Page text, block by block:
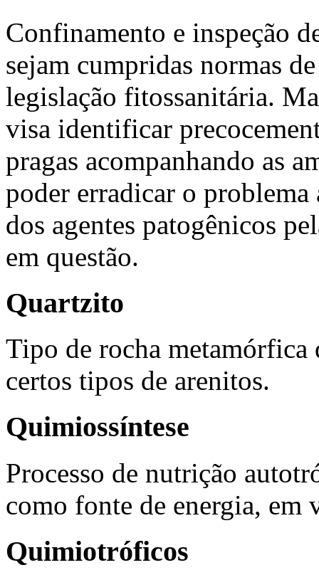
Confinamento e inspeção
sejam cumpridas normas
legislação fitossanitária.
visa identificar
pragas acompanhando as
poder erradicar o problema
dos agentes patogênicos
em questão.
Quartzito
Tipo de rocha metamórfica
certos tipos de arenitos.
Quimiossíntese
Processo de nutrição
como fonte de energia, em
Quimiotróficos